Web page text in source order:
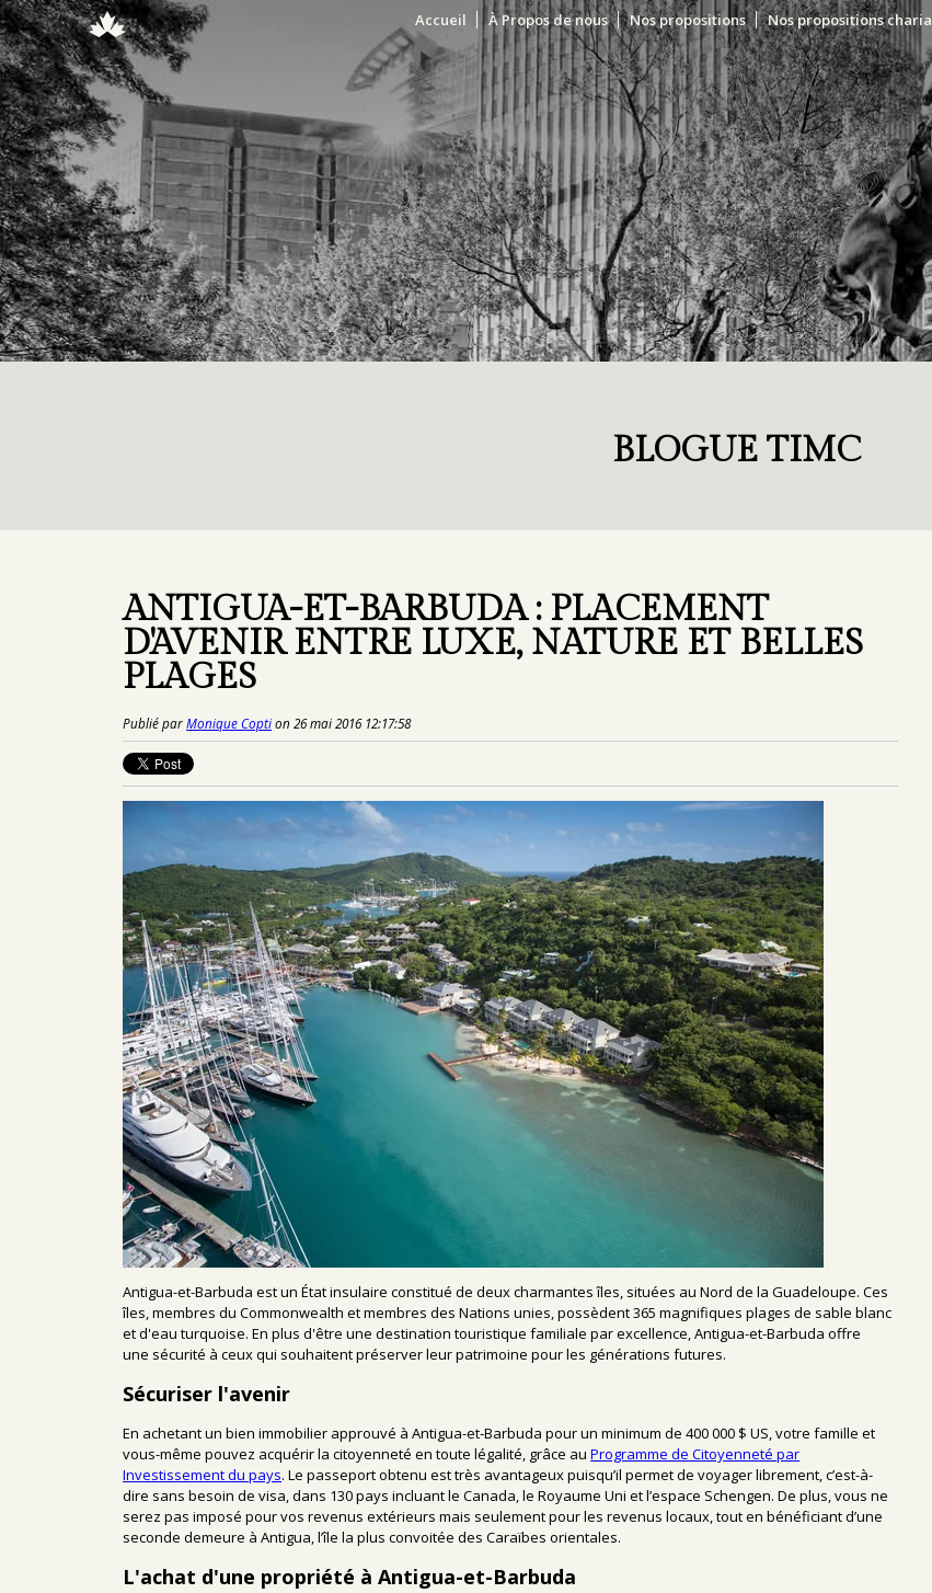
Accueil À Propos de nous Nos propositions Nos propositions charia
BLOGUE TIMC
ANTIGUA-ET-BARBUDA : PLACEMENT
D'AVENIR ENTRE LUXE, NATURE ET BELLES
PLAGES
Publié parMonique Coption 26 mai 2016 12:17:58
Antigua-et-Barbuda est un État insulaire constitué de deux charmantes îles, situées au Nord de la Guadeloupe. Ces
îles, membres du Commonwealth et membres des Nations unies, possèdent 365 magnifiques plages de sable blanc
et d'eau turquoise. En plus d'être une destination touristique familiale par excellence, Antigua-et-Barbuda offre
une sécurité à ceux qui souhaitent préserver leur patrimoine pour les générations futures.
Sécuriser l'avenir
En achetant un bien immobilier approuvé à Antigua-et-Barbuda pour un minimum de 400 000 $ US, votre famille et
vous-même pouvez acquérir la citoyenneté en toute légalité, grâce auProgramme de Citoyenneté par
Investissement du pays. Le passeport obtenu est très avantageux puisqu’il permet de voyager librement, c’est-à-
dire sans besoin de visa, dans 130 pays incluant le Canada, le Royaume Uni et l’espace Schengen. De plus, vous ne
serez pas imposé pour vos revenus extérieurs mais seulement pour les revenus locaux, tout en bénéficiant d’une
seconde demeure à Antigua, l’île la plus convoitée des Caraïbes orientales.
L'achat d'une propriété à Antigua-et-Barbuda